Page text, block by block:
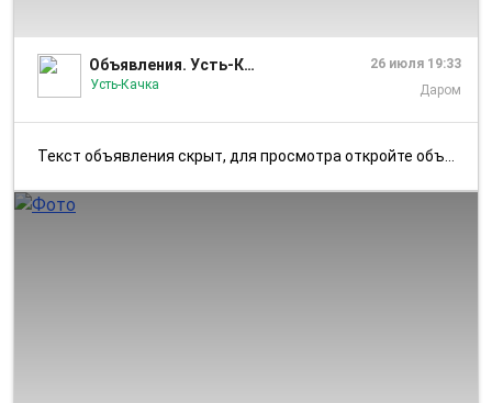
Объявления. Усть-Качка
Усть-Качка
26 июля 19:33
Даром
Текст объявления скрыт, для просмотра откройте объявление в приложении...